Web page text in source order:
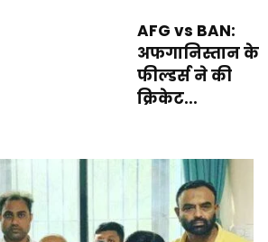
AFG vs BAN:
अफगानिस्तान के
फील्डर्स ने की
क्रिकेट...